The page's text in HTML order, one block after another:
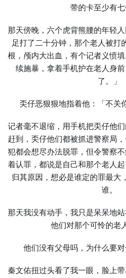
带的卡至少有七
那天傍晚，六个虎背熊腰的年轻
足打了二十分钟，那个老人被打
根，颅内大出血，有个记者义愤
续施暴，拿着手机护在老人身
了。」
奀仔恶狠狠地指着他：「不关
记者毫不退缩，用手机把奀仔他
赶到，奀仔他们都被抓进警察局
犯都会想尽办法脱罪，但令警察
着认罪，都说是自己和那个老人
归其原因，想必是谁定的罪最大
谁。
那天我没有动手，我只是呆呆地
他们对那个可怜的老
他们没有父母吗，为什么要
秦文佑扭过头看了我一眼，脸上